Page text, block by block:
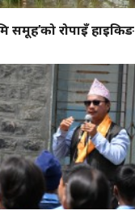
समूह’को रोपाइँ हाइकिङ